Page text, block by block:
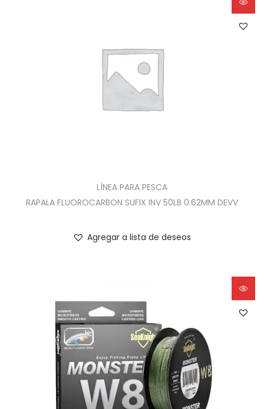
LÍNEA PARA PESCA
RAPALA FLUOROCARBON SUFIX INV 50LB 0.62MM DEVV
Agregar a lista de deseos